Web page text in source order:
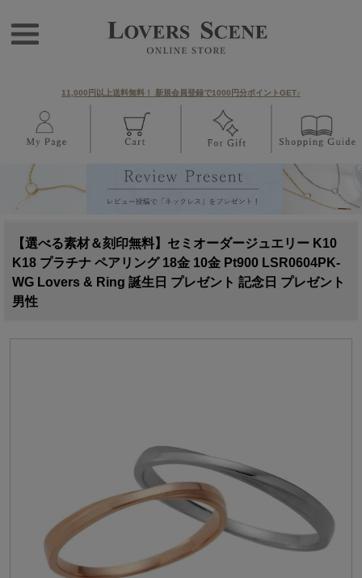
11,000円以上送料無料！ 新規会員登録で1000円分ポイントGET♪
【選べる素材＆刻印無料】セミオーダージュエリー K10
K18 プラチナ ペアリング 18金 10金 Pt900 LSR0604PK-
WG Lovers & Ring 誕生日 プレゼント 記念日 プレゼント
男性